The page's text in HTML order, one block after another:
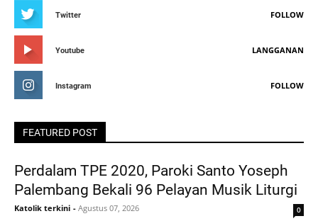
Twitter FOLLOW
Youtube LANGGANAN
Instagram FOLLOW
FEATURED POST
Perdalam TPE 2020, Paroki Santo Yoseph
Palembang Bekali 96 Pelayan Musik Liturgi
Katolik terkini - Agustus 07, 2026 0